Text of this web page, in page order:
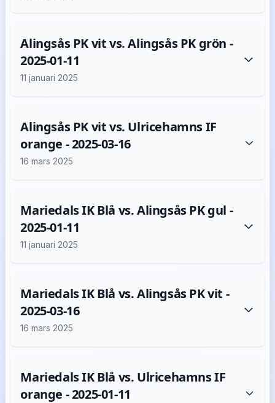
Alingsås PK vit vs. Alingsås PK grön -
2025-01-11
11 januari 2025
Alingsås PK vit vs. Ulricehamns IF
orange - 2025-03-16
16 mars 2025
Mariedals IK Blå vs. Alingsås PK gul -
2025-01-11
11 januari 2025
Mariedals IK Blå vs. Alingsås PK vit -
2025-03-16
16 mars 2025
Mariedals IK Blå vs. Ulricehamns IF
orange - 2025-01-11